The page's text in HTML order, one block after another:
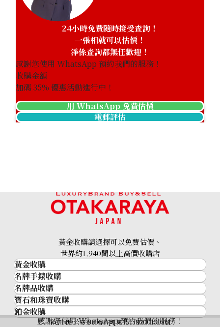
Pt･Pm900 Star Sapphire Diamond Ring 12.05ct
參考回收價
HKD 17,475.03
24小時免費隨時接受查詢！
一張相就可以估價！
淨係查詢都無任歡迎！
感謝您使用 WhatsApp 預約我們的服務！
收購金額
加碼35% 優惠活動進行中！
用 WhatsApp 免費估價
電郵評估
感謝您使用 WhatsApp 預約我們的服務！
黃金收購請選擇可以免費估價、
世界約1,940間以上高價收購店
黃金收購
黃金･金條
金條
金幣及銀幣
過去十年黃金價格
名牌手錶收購
名牌手錶收購
勞力士 (Rolex)
Patek Philippe
名牌品收購
名牌品收購
HERMES
寶石和珠寶收購
寶石和珠寶
鉑金收購
神奈川縣公安委員會許可 第451380001308號